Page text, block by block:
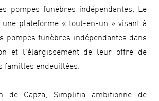
pompes funèbres indépendantes. Le
une plateforme « tout-en-un » visant à
pompes funèbres indépendantes dans
et l’élargissement de leur offre de
familles endeuillées.
de Capza, Simplifia ambitionne de